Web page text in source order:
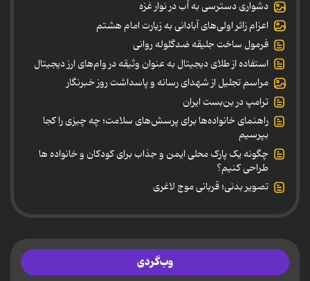
دشواری دسترسی به آب در نوار غزه
اعزام زائر اولی‌های آبادانی به زیارت امام هشتم
فرمول ساخت جلیقه ضدگلوله روانی
استفاده از طلای دیجیتال به عنوان وثیقه در وام‌های ارز دیجیتال
مراسم تجلیل از شهدای رسانه و پاسداشت روز خبرنگار
ترامپ در بن‌بست ایران
راهنمای خانواده‌ها برای پرسش‌های سلامت؛ چه چیزی را کجا
بپرسیم
چگونه یک پارک محلی ایمن و جذاب برای کودکان و خانواده ها
طراحی کنیم؟
تصویر بدنی؛ قربانی موج لاغری
وب‌گردی